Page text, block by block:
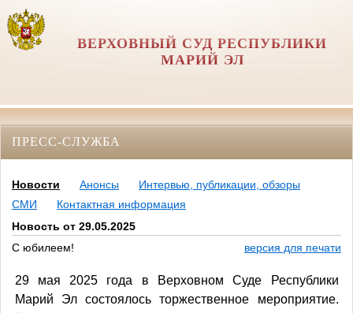
ВЕРХОВНЫЙ СУД РЕСПУБЛИКИ
МАРИЙ ЭЛ
ПРЕСС-СЛУЖБА
Новости Анонсы
Интервью, публикации, обзоры
СМИ
Контактная информация
Новость от 29.05.2025
С юбилеем!
версия для печати
29 мая 2025 года в Верховном Суде Республики
Марий Эл состоялось торжественное мероприятие.